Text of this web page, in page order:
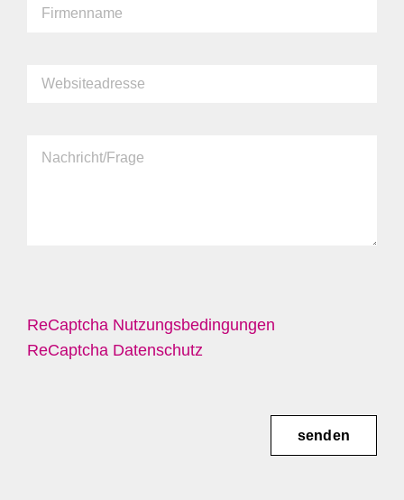
ReCaptcha Nutzungsbedingungen
ReCaptcha Datenschutz
senden